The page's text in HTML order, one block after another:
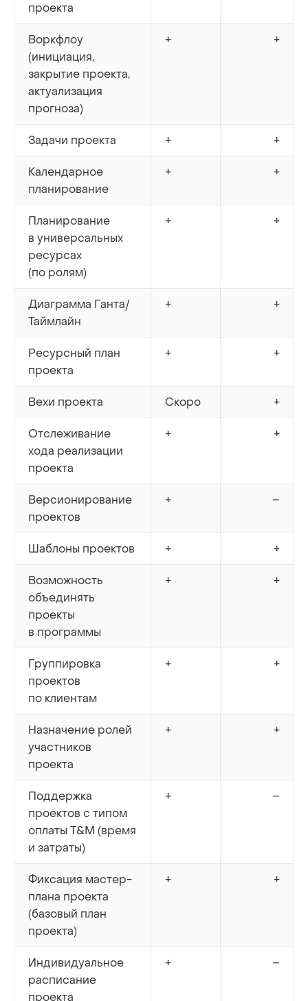
проекта
Воркфлоу
(инициация,
закрытие проекта,
актуализация
прогноза)
+ +
Задачи проекта + +
Календарное
планирование
+ +
Планирование
в универсальных
ресурсах
(по ролям)
+ +
Диаграмма Ганта/
Таймлайн
+ +
Ресурсный план
проекта
+ +
Вехи проекта Скоро +
Отслеживание
хода реализации
проекта
+ +
Версионирование
проектов
+ –
Шаблоны проектов + +
Возможность
объединять
проекты
в программы
+ +
Группировка
проектов
по клиентам
+ +
Назначение ролей
участников
проекта
+ +
Поддержка
проектов с типом
оплаты T&M (время
и затраты)
+ –
Фиксация мастер-
плана проекта
(базовый план
проекта)
+ +
Индивидуальное
расписание
проекта
+ –